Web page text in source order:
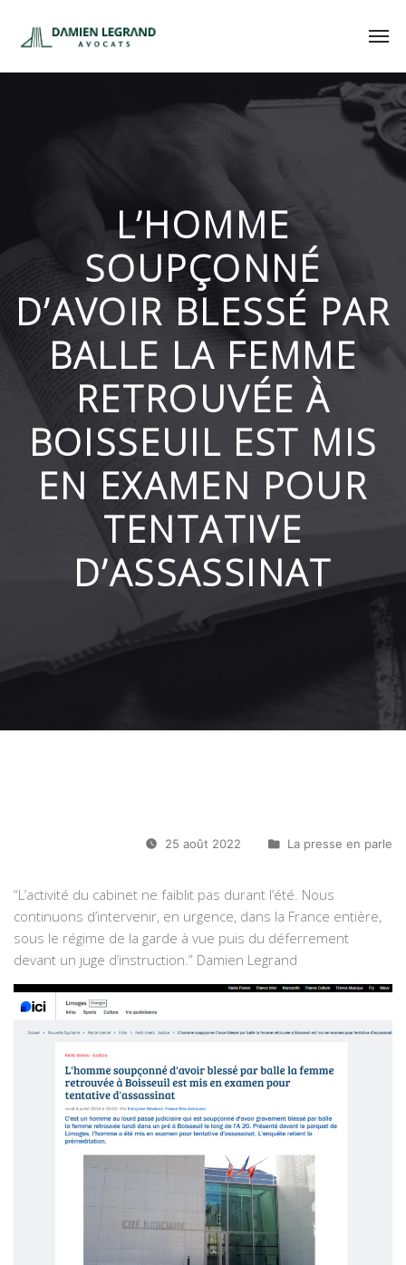
L’HOMME
SOUPÇONNÉ
D’AVOIR BLESSÉ PAR
BALLE LA FEMME
RETROUVÉE À
BOISSEUIL EST MIS
EN EXAMEN POUR
TENTATIVE
D’ASSASSINAT
25 août 2022 La presse en parle
“L’activité du cabinet ne faiblit pas durant l’été. Nous
continuons d’intervenir, en urgence, dans la France entière,
sous le régime de la garde à vue puis du déferrement
devant un juge d’instruction.” Damien Legrand